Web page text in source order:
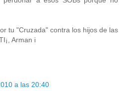
tu "Cruzada" contra los hijos de las
Arman i
a las 20:40